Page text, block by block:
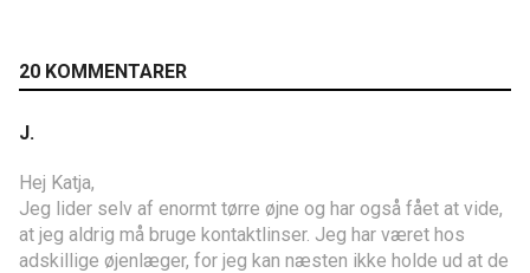
20 KOMMENTARER
J.
Hej Katja,
Jeg lider selv af enormt tørre øjne og har også fået at vide,
at jeg aldrig må bruge kontaktlinser. Jeg har været hos
adskillige øjenlæger, for jeg kan næsten ikke holde ud at de